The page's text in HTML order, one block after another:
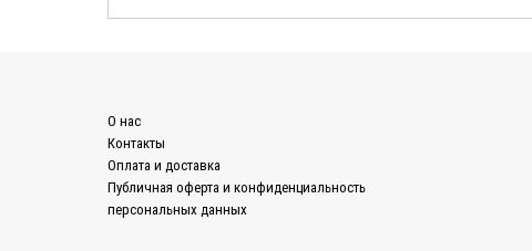
О нас
Контакты
Оплата и доставка
Публичная оферта и конфиденциальность
персональных данных